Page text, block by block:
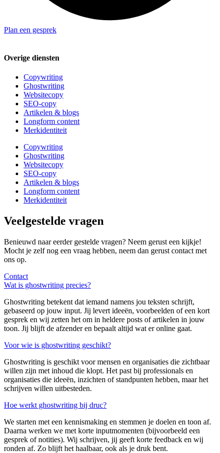
Plan een gesprek
Overige diensten
Copywriting
Ghostwriting
Websitecopy
SEO-copy
Artikelen & blogs
Longform content
Merkidentiteit
Copywriting
Ghostwriting
Websitecopy
SEO-copy
Artikelen & blogs
Longform content
Merkidentiteit
Veelgestelde vragen
Benieuwd naar eerder gestelde vragen? Neem gerust een kijkje!
Mocht je zelf nog een vraag hebben, neem dan gerust contact met
ons op.
Contact
Wat is ghostwriting precies?
Ghostwriting betekent dat iemand namens jou teksten schrijft,
gebaseerd op jouw input. Jij levert ideeën, voorbeelden of een kort
gesprek en wij zetten het om in heldere posts of artikelen in jouw
toon. Jij blijft de afzender en bepaalt altijd wat er online gaat.
Voor wie is ghostwriting geschikt?
Ghostwriting is geschikt voor mensen en organisaties die zichtbaar
willen zijn met inhoud die klopt. Het past bij professionals en
organisaties die ideeën, inzichten of standpunten hebben, maar het
schrijven willen uitbesteden.
Hoe werkt ghostwriting bij druc?
We starten met een kennismaking en stemmen je doelen en toon af.
Daarna werken we met korte inputmomenten (bijvoorbeeld een
gesprek of notities). Wij schrijven, jij geeft korte feedback en wij
ronden af. Zo blijft het haalbaar, ook als je druk bent.